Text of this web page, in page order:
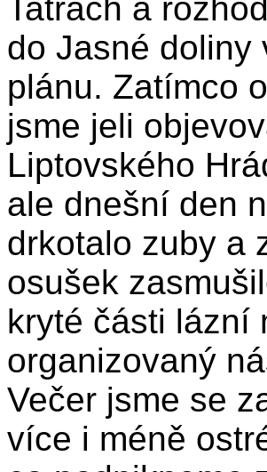
Tatrách a
do Jasné doliny
plánu. Zatímco
jsme jeli
Liptovského
ale dnešní den
drkotalo zuby a
osušek
kryté části lázní
organizovaný
Večer jsme se
více i méně